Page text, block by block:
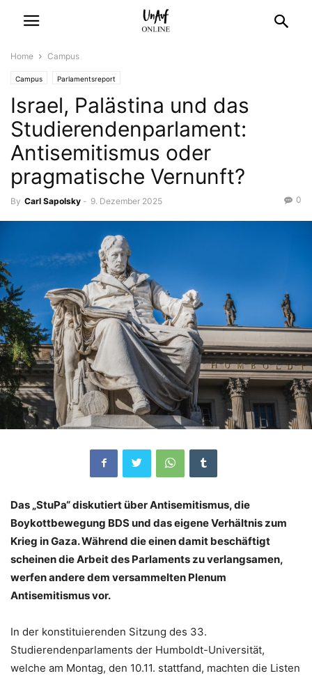
Home Campus
Campus Parlamentsreport
Israel, Palästina und das
Studierendenparlament:
Antisemitismus oder
pragmatische Vernunft?
By Carl Sapolsky - 9. Dezember 2025 0
Das „StuPa“ diskutiert über Antisemitismus, die
Boykottbewegung BDS und das eigene Verhältnis zum
Krieg in Gaza. Während die einen damit beschäftigt
scheinen die Arbeit des Parlaments zu verlangsamen,
werfen andere dem versammelten Plenum
Antisemitismus vor.
In der konstituierenden Sitzung des 33.
Studierendenparlaments der Humboldt-Universität,
welche am Montag, den 10.11. stattfand, machten die Listen